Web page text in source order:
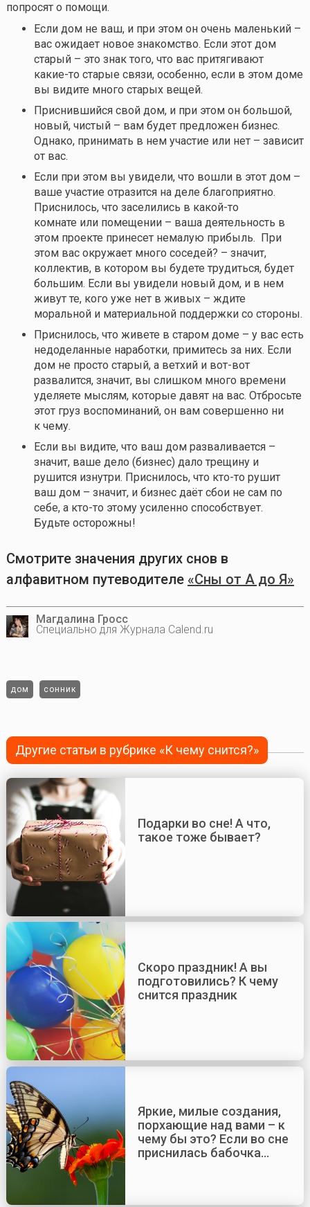
попросят о помощи.
Если дом не ваш, и при этом он очень маленький –
вас ожидает новое знакомство. Если этот дом
старый – это знак того, что вас притягивают
какие-то старые связи, особенно, если в этом доме
вы видите много старых вещей.
Приснившийся свой дом, и при этом он большой,
новый, чистый – вам будет предложен бизнес.
Однако, принимать в нем участие или нет – зависит
от вас.
Если при этом вы увидели, что вошли в этот дом –
ваше участие отразится на деле благоприятно.
Приснилось, что заселились в какой-то
комнате или помещении – ваша деятельность в
этом проекте принесет немалую прибыль. При
этом вас окружает много соседей? – значит,
коллектив, в котором вы будете трудиться, будет
большим. Если вы увидели новый дом, и в нем
живут те, кого уже нет в живых – ждите
моральной и материальной поддержки со стороны.
Приснилось, что живете в старом доме – у вас есть
недоделанные наработки, примитесь за них. Если
дом не просто старый, а ветхий и вот-вот
развалится, значит, вы слишком много времени
уделяете мыслям, которые давят на вас. Отбросьте
этот груз воспоминаний, он вам совершенно ни
к чему.
Если вы видите, что ваш дом разваливается –
значит, ваше дело (бизнес) дало трещину и
рушится изнутри. Приснилось, что кто-то рушит
ваш дом – значит, и бизнес даёт сбои не сам по
себе, а кто-то этому усиленно способствует.
Будьте осторожны!
Смотрите значения других снов в
алфавитном путеводителе «Сны от А до Я»
Магдалина Гросс
Специально для Журнала Calend.ru
дом сонник
Другие статьи в рубрике «К чему снится?»
Подарки во сне! А что,
такое тоже бывает?
Скоро праздник! А вы
подготовились? К чему
снится праздник
Яркие, милые создания,
порхающие над вами – к
чему бы это? Если во сне
приснилась бабочка…